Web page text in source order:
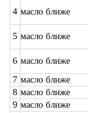
4 масло ближе
5 масло ближе
6 масло ближе
7 масло ближе
8 масло ближе
9 масло ближе